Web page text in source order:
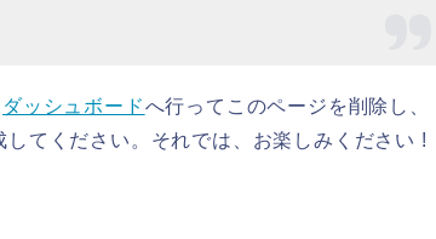
ダッシュボードへ行ってこのページを削除し、
てください。それでは、お楽しみください !